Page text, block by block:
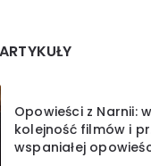
Opowieści z Narnii:
kolejność filmów i
wspaniałej